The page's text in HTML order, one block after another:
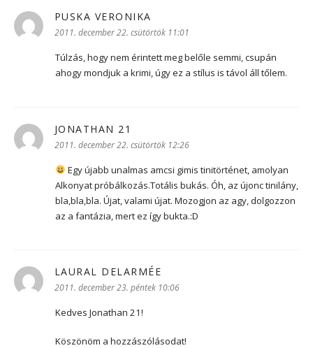
PUSKA VERONIKA
2011. december 22. csütörtök 11:01
Túlzás, hogy nem érintett meg belőle semmi, csupán
ahogy mondjuk a krimi, úgy ez a stílus is távol áll tőlem.
JONATHAN 21
2011. december 22. csütörtök 12:26
Egy újabb unalmas amcsi gimis tinitörténet, amolyan
Alkonyat próbálkozás.Totális bukás. Óh, az újonc tinilány,
bla,bla,bla. Újat, valami újat. Mozogjon az agy, dolgozzon
az a fantázia, mert ez így bukta.:D
LAURAL DELARMÉE
2011. december 23. péntek 10:06
Kedves Jonathan 21!
Köszönöm a hozzászólásodat!